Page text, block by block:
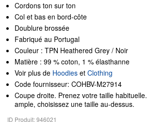
Cordons ton sur ton
Col et bas en bord-côte
Doublure brossée
Fabriqué au Portugal
Couleur : TPN Heathered Grey / Noir
Matière : 99 % coton, 1 % élasthanne
Voir plus de Hoodies et Clothing
Code fournisseur: COHBV-M27914
Coupe droite. Prenez votre taille
ample, choisissez une taille au-dessus.
ID Produit: 946021